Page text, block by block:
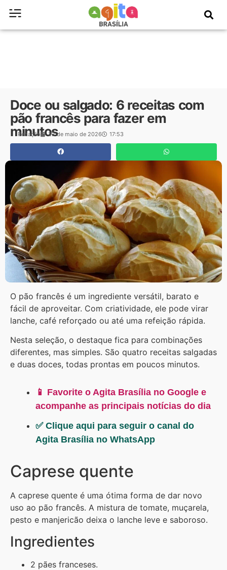
Doce ou salgado: 6 receitas com
pão francês para fazer em
minutos
Redação 22 de maio de 2026 17:53
O pão francês é um ingrediente versátil, barato e
fácil de aproveitar. Com criatividade, ele pode virar
lanche, café reforçado ou até uma refeição rápida.
Nesta seleção, o destaque fica para combinações
diferentes, mas simples. São quatro receitas salgadas
e duas doces, todas prontas em poucos minutos.
📱 Favorite o Agita Brasília no Google e
acompanhe as principais notícias do dia
✅ Clique aqui para seguir o canal do
Agita Brasília no WhatsApp
Caprese quente
A caprese quente é uma ótima forma de dar novo
uso ao pão francês. A mistura de tomate, muçarela,
pesto e manjericão deixa o lanche leve e saboroso.
Ingredientes
2 pães franceses.